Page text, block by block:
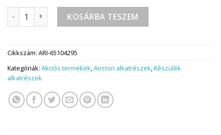
Ariston Füstgázelemző mérőhely dugó mennyiség
KOSÁRBA TESZEM
Cikkszám: ARI-65104295
Kategóriák: Akciós termékek,Ariston alkatrészek,Készülék
alkatrészek